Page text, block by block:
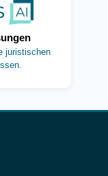
juristischen
Tab)